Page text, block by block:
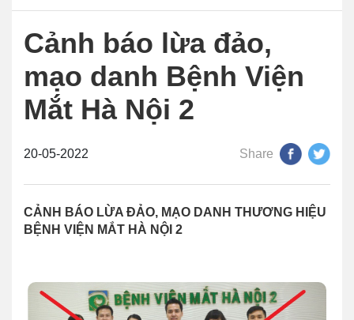
Cảnh báo lừa đảo,
mạo danh Bệnh Viện
Mắt Hà Nội 2
20-05-2022 Share
CẢNH BÁO LỪA ĐẢO, MẠO DANH THƯƠNG HIỆU
BỆNH VIỆN MẮT HÀ NỘI 2